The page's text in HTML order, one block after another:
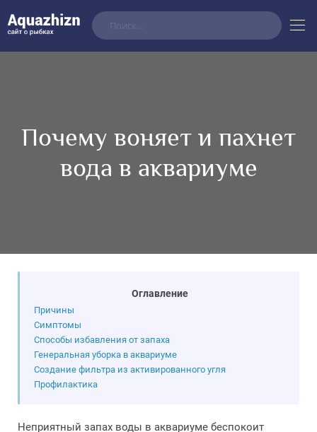
Почему воняет и пахнет
вода в аквариуме
Оглавление
Причины
Симптомы
Способы избавления от запаха
Генеральная уборка в аквариуме
Создание фильтра из активированного угля
Профилактика
Неприятный запах воды в аквариуме беспокоит